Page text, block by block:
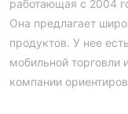
работающая с 2004
Она предлагает
продуктов. У нее
мобильной торговли
компании